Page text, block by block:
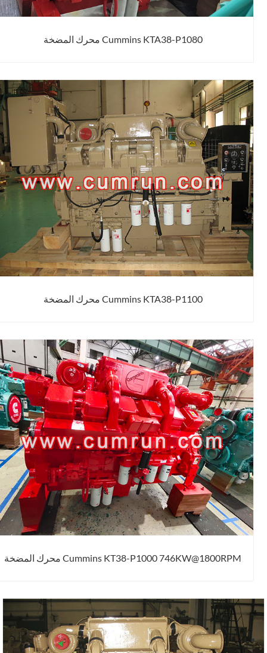
Cummins KTA38-P1080 محرك المضخة
Cummins KTA38-P1100 محرك المضخة
Cummins KT38-P1000 746KW@1800RPM محرك المضخة